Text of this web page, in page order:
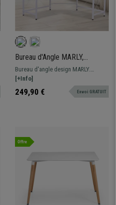
Bureau d'Angle MARLY,
150x150x76cm, en Métal et
Bois, Blanc et Chêne
Bureau d'angle design MARLY.
Dimensions 150x150 et 76 cm de
hauteur Grand plan de travail en bois.
Structure résistante en métal.
[+Info]
249,90 € Envoi GRATUIT
Offre